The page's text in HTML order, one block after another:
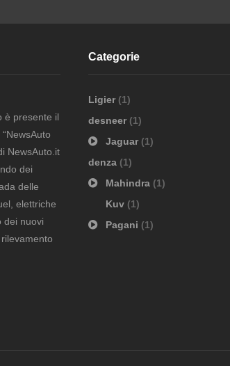
è presente il
NewsAuto.it
dei
delle
elettriche
dei nuovi
Categorie
Ligier (1)
desneer (1)
Jaguar (1)
denza (1)
Mahindra (1)
Kuv (1)
Pagani (1)